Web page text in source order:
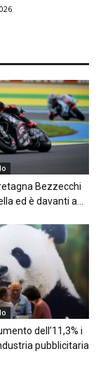
Bezzecchi
ed è davanti a...
dell’11,3% i
pubblicitaria